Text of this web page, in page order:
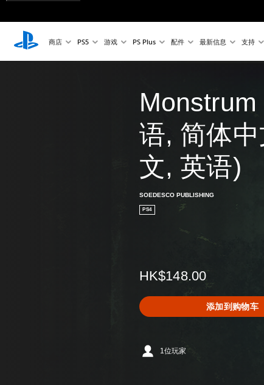
商店 PS5 游戏 PS Plus 配件 最新信息 支持
语, 简体
文, 英语)
SOEDESCO PUBLISHING
PS4
HK$148.00
添加到购物车
1位玩家